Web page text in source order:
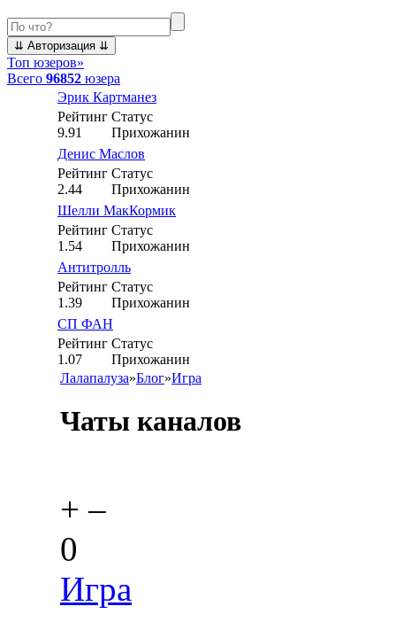
Топ юзеров»
Всего 96852 юзера
Эрик Картманез
Рейтинг
9.91
Статус
Прихожанин
Денис Маслов
Рейтинг
2.44
Статус
Прихожанин
Шелли МакКормик
Рейтинг
1.54
Статус
Прихожанин
Антитролль
Рейтинг
1.39
Статус
Прихожанин
СП ФАН
Рейтинг
1.07
Статус
Прихожанин
Лалапалуза»Блог»Игра
Чаты каналов
+ –
0
Игра